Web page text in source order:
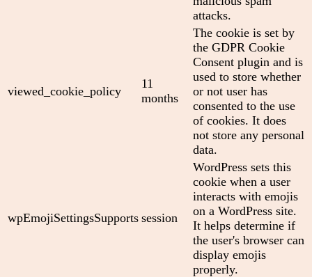
attacks.
viewed_cookie_policy
11
months
The cookie is set by
the GDPR Cookie
Consent plugin and is
used to store whether
or not user has
consented to the use
of cookies. It does
not store any personal
data.
wpEmojiSettingsSupports session
WordPress sets this
cookie when a user
interacts with emojis
on a WordPress site.
It helps determine if
the user's browser can
display emojis
properly.